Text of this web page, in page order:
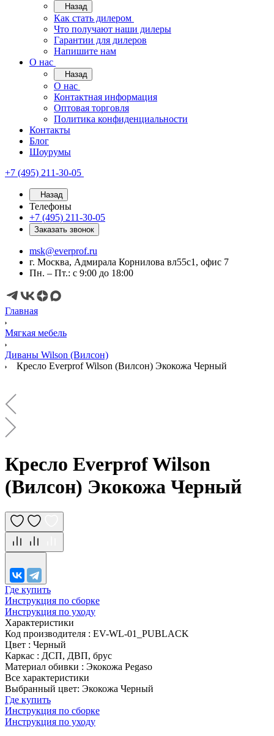
Назад
Как стать дилером
Что получают наши дилеры
Гарантии для дилеров
Напишите нам
О нас
Назад
О нас
Контактная информация
Оптовая торговля
Политика конфиденциальности
Контакты
Блог
Шоурумы
+7 (495) 211-30-05
Назад
Телефоны
+7 (495) 211-30-05
Заказать звонок
msk@everprof.ru
г. Москва, Адмирала Корнилова вл55с1, офис 7
Пн. – Пт.: с 9:00 до 18:00
Главная
Мягкая мебель
Диваны Wilson (Вилсон)
Кресло Everprof Wilson (Вилсон) Экокожа Черный
Кресло Everprof Wilson
(Вилсон) Экокожа Черный
Где купить
Инструкция по сборке
Инструкция по уходу
Характеристики
Код производителя : EV-WL-01_PUBLACK
Цвет : Черный
Каркас : ДСП, ДВП, брус
Материал обивки : Экокожа Pegaso
Все характеристики
Выбранный цвет: Экокожа Черный
Где купить
Инструкция по сборке
Инструкция по уходу